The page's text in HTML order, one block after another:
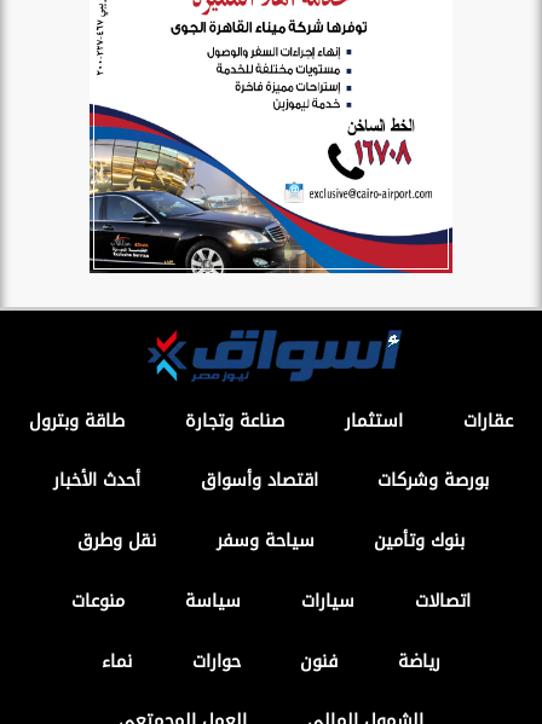
عقارات استثمار صناعة وتجارة
طاقة وبترول
بورصة وشركات
اقتصاد وأسواق
أحدث الأخبار
بنوك وتأمين
سياحة وسفر
نقل وطرق
اتصالات
سيارات سياسة
منوعات
رياضة
فنون حوارات
نماء